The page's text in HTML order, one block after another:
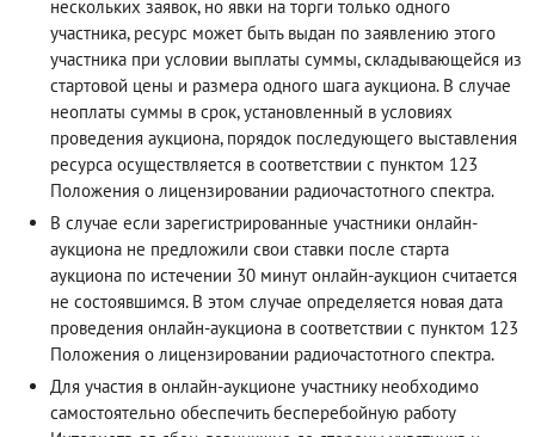
нескольких заявок, но явки на торги только одного
участника, ресурс может быть выдан по заявлению этого
участника при условии выплаты суммы, складывающейся из
стартовой цены и размера одного шага аукциона. В случае
неоплаты суммы в срок, установленный в условиях
проведения аукциона, порядок последующего выставления
ресурса осуществляется в соответствии с пунктом 123
Положения о лицензировании радиочастотного спектра.
В случае если зарегистрированные участники онлайн-
аукциона не предложили свои ставки после старта
аукциона по истечении 30 минут онлайн-аукцион считается
не состоявшимся. В этом случае определяется новая дата
проведения онлайн-аукциона в соответствии с пунктом 123
Положения о лицензировании радиочастотного спектра.
Для участия в онлайн-аукционе участнику необходимо
самостоятельно обеспечить бесперебойную работу